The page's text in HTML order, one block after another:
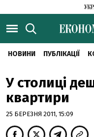
НОВИНИ ПУБЛІКАЦІЇ
У столиці
квартири
25 БЕРЕЗНЯ 2011, 15:09